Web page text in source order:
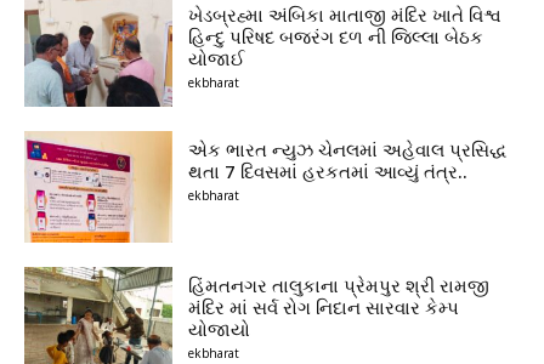
ખેડબ્રહ્મા અંબિકા માતાજી મંદિર ખાતે વિશ્વ
હિન્દુ પરિષદ બજરંગ દળ ની જિલ્લા બેઠક
યોજાઈ
ekbharat
એક ભારત ન્યુઝ ચેનલમાં અહેવાલ પ્રસિદ્ધ
થતા 7 દિવસમાં હરકતમાં આવ્યું તંત્ર..
ekbharat
હિંમતનગર તાલુકાના પ્રેમપુર શ્રી રામજી
મંદિર માં સર્વ રોગ નિદાન સારવાર કેમ્પ
યોજાયો
ekbharat